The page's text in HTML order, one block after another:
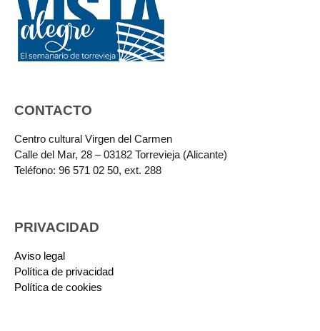
CONTACTO
Centro cultural Virgen del Carmen
Calle del Mar, 28 – 03182 Torrevieja (Alicante)
Teléfono: 96 571 02 50, ext. 288
PRIVACIDAD
Aviso legal
Política de privacidad
Política de cookies